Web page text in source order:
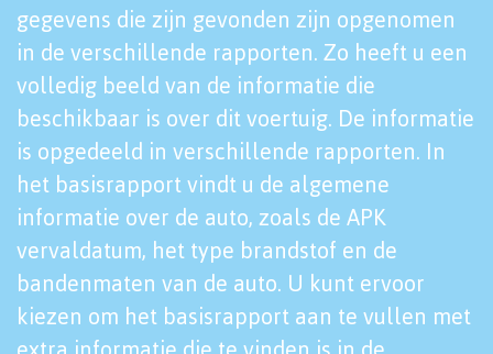
gegevens die zijn gevonden zijn opgenomen
in de verschillende rapporten. Zo heeft u een
volledig beeld van de informatie die
beschikbaar is over dit voertuig. De informatie
is opgedeeld in verschillende rapporten. In
het basisrapport vindt u de algemene
informatie over de auto, zoals de APK
vervaldatum, het type brandstof en de
bandenmaten van de auto. U kunt ervoor
kiezen om het basisrapport aan te vullen met